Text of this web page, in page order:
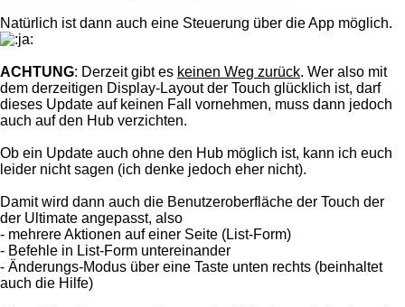
Natürlich ist dann auch eine Steuerung über die App möglich.
ACHTUNG: Derzeit gibt es keinen Weg zurück. Wer also mit
dem derzeitigen Display-Layout der Touch glücklich ist, darf
dieses Update auf keinen Fall vornehmen, muss dann jedoch
auch auf den Hub verzichten.
Ob ein Update auch ohne den Hub möglich ist, kann ich euch
leider nicht sagen (ich denke jedoch eher nicht).
Damit wird dann auch die Benutzeroberfläche der Touch der
der Ultimate angepasst, also
- mehrere Aktionen auf einer Seite (List-Form)
- Befehle in List-Form untereinander
- Änderungs-Modus über eine Taste unten rechts (beinhaltet
auch die Hilfe)